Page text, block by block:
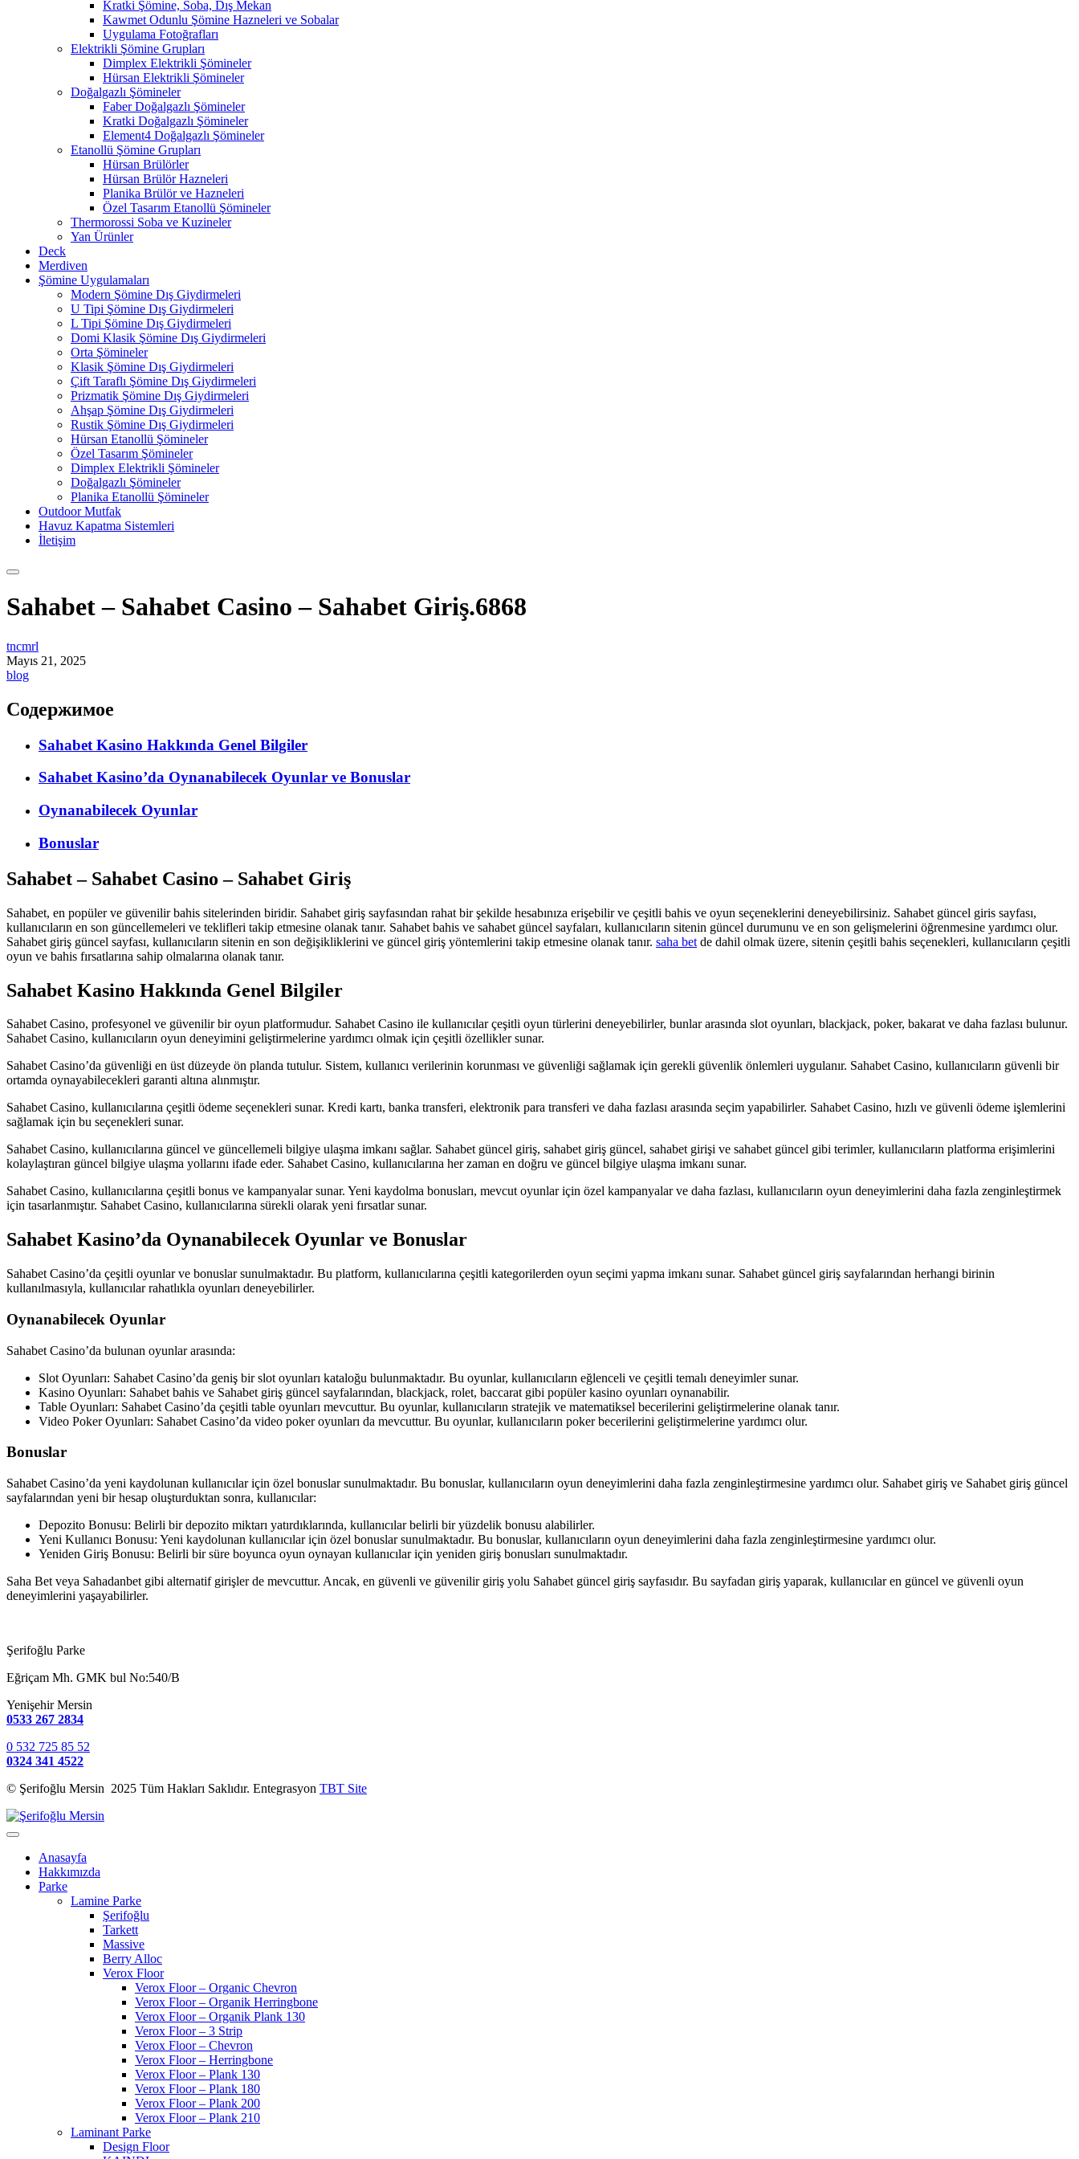
Kratki Şömine, Soba, Dış Mekan
Kawmet Odunlu Şömine Hazneleri ve Sobalar
Uygulama Fotoğrafları
Elektrikli Şömine Grupları
Dimplex Elektrikli Şömineler
Hürsan Elektrikli Şömineler
Doğalgazlı Şömineler
Faber Doğalgazlı Şömineler
Kratki Doğalgazlı Şömineler
Element4 Doğalgazlı Şömineler
Etanollü Şömine Grupları
Hürsan Brülörler
Hürsan Brülör Hazneleri
Planika Brülör ve Hazneleri
Özel Tasarım Etanollü Şömineler
Thermorossi Soba ve Kuzineler
Yan Ürünler
Deck
Merdiven
Şömine Uygulamaları
Modern Şömine Dış Giydirmeleri
U Tipi Şömine Dış Giydirmeleri
L Tipi Şömine Dış Giydirmeleri
Domi Klasik Şömine Dış Giydirmeleri
Orta Şömineler
Klasik Şömine Dış Giydirmeleri
Çift Taraflı Şömine Dış Giydirmeleri
Prizmatik Şömine Dış Giydirmeleri
Ahşap Şömine Dış Giydirmeleri
Rustik Şömine Dış Giydirmeleri
Hürsan Etanollü Şömineler
Özel Tasarım Şömineler
Dimplex Elektrikli Şömineler
Doğalgazlı Şömineler
Planika Etanollü Şömineler
Outdoor Mutfak
Havuz Kapatma Sistemleri
İletişim
Sahabet – Sahabet Casino – Sahabet Giriş.6868
tncmrl
Mayıs 21, 2025
blog
Содержимое
Sahabet Kasino Hakkında Genel Bilgiler
Sahabet Kasino’da Oynanabilecek Oyunlar ve Bonuslar
Oynanabilecek Oyunlar
Bonuslar
Sahabet – Sahabet Casino – Sahabet Giriş
Sahabet, en popüler ve güvenilir bahis sitelerinden biridir. Sahabet giriş sayfasından rahat bir şekilde hesabınıza erişebilir ve çeşitli bahis ve oyun seçeneklerini deneyebilirsiniz. Sahabet güncel giris sayfası,
kullanıcıların en son güncellemeleri ve teklifleri takip etmesine olanak tanır. Sahabet bahis ve sahabet güncel sayfaları, kullanıcıların sitenin güncel durumunu ve en son gelişmelerini öğrenmesine yardımcı olur.
Sahabet giriş güncel sayfası, kullanıcıların sitenin en son değişikliklerini ve güncel giriş yöntemlerini takip etmesine olanak tanır. saha bet de dahil olmak üzere, sitenin çeşitli bahis seçenekleri, kullanıcıların çeşitli
oyun ve bahis fırsatlarına sahip olmalarına olanak tanır.
Sahabet Kasino Hakkında Genel Bilgiler
Sahabet Casino, profesyonel ve güvenilir bir oyun platformudur. Sahabet Casino ile kullanıcılar çeşitli oyun türlerini deneyebilirler, bunlar arasında slot oyunları, blackjack, poker, bakarat ve daha fazlası bulunur.
Sahabet Casino, kullanıcıların oyun deneyimini geliştirmelerine yardımcı olmak için çeşitli özellikler sunar.
Sahabet Casino’da güvenliği en üst düzeyde ön planda tutulur. Sistem, kullanıcı verilerinin korunması ve güvenliği sağlamak için gerekli güvenlik önlemleri uygulanır. Sahabet Casino, kullanıcıların güvenli bir
ortamda oynayabilecekleri garanti altına alınmıştır.
Sahabet Casino, kullanıcılarına çeşitli ödeme seçenekleri sunar. Kredi kartı, banka transferi, elektronik para transferi ve daha fazlası arasında seçim yapabilirler. Sahabet Casino, hızlı ve güvenli ödeme işlemlerini
sağlamak için bu seçenekleri sunar.
Sahabet Casino, kullanıcılarına güncel ve güncellemeli bilgiye ulaşma imkanı sağlar. Sahabet güncel giriş, sahabet giriş güncel, sahabet girişi ve sahabet güncel gibi terimler, kullanıcıların platforma erişimlerini
kolaylaştıran güncel bilgiye ulaşma yollarını ifade eder. Sahabet Casino, kullanıcılarına her zaman en doğru ve güncel bilgiye ulaşma imkanı sunar.
Sahabet Casino, kullanıcılarına çeşitli bonus ve kampanyalar sunar. Yeni kaydolma bonusları, mevcut oyunlar için özel kampanyalar ve daha fazlası, kullanıcıların oyun deneyimlerini daha fazla zenginleştirmek
için tasarlanmıştır. Sahabet Casino, kullanıcılarına sürekli olarak yeni fırsatlar sunar.
Sahabet Kasino’da Oynanabilecek Oyunlar ve Bonuslar
Sahabet Casino’da çeşitli oyunlar ve bonuslar sunulmaktadır. Bu platform, kullanıcılarına çeşitli kategorilerden oyun seçimi yapma imkanı sunar. Sahabet güncel giriş sayfalarından herhangi birinin
kullanılmasıyla, kullanıcılar rahatlıkla oyunları deneyebilirler.
Oynanabilecek Oyunlar
Sahabet Casino’da bulunan oyunlar arasında:
Slot Oyunları: Sahabet Casino’da geniş bir slot oyunları kataloğu bulunmaktadır. Bu oyunlar, kullanıcıların eğlenceli ve çeşitli temalı deneyimler sunar.
Kasino Oyunları: Sahabet bahis ve Sahabet giriş güncel sayfalarından, blackjack, rolet, baccarat gibi popüler kasino oyunları oynanabilir.
Table Oyunları: Sahabet Casino’da çeşitli table oyunları mevcuttur. Bu oyunlar, kullanıcıların stratejik ve matematiksel becerilerini geliştirmelerine olanak tanır.
Video Poker Oyunları: Sahabet Casino’da video poker oyunları da mevcuttur. Bu oyunlar, kullanıcıların poker becerilerini geliştirmelerine yardımcı olur.
Bonuslar
Sahabet Casino’da yeni kaydolunan kullanıcılar için özel bonuslar sunulmaktadır. Bu bonuslar, kullanıcıların oyun deneyimlerini daha fazla zenginleştirmesine yardımcı olur. Sahabet giriş ve Sahabet giriş güncel
sayfalarından yeni bir hesap oluşturduktan sonra, kullanıcılar:
Depozito Bonusu: Belirli bir depozito miktarı yatırdıklarında, kullanıcılar belirli bir yüzdelik bonusu alabilirler.
Yeni Kullanıcı Bonusu: Yeni kaydolunan kullanıcılar için özel bonuslar sunulmaktadır. Bu bonuslar, kullanıcıların oyun deneyimlerini daha fazla zenginleştirmesine yardımcı olur.
Yeniden Giriş Bonusu: Belirli bir süre boyunca oyun oynayan kullanıcılar için yeniden giriş bonusları sunulmaktadır.
Saha Bet veya Sahadanbet gibi alternatif girişler de mevcuttur. Ancak, en güvenli ve güvenilir giriş yolu Sahabet güncel giriş sayfasıdır. Bu sayfadan giriş yaparak, kullanıcılar en güncel ve güvenli oyun
deneyimlerini yaşayabilirler.
Şerifoğlu Parke
Eğriçam Mh. GMK bul No:540/B
Yenişehir Mersin
0533 267 2834
0 532 725 85 52
0324 341 4522
© Şerifoğlu Mersin 2025 Tüm Hakları Saklıdır. Entegrasyon TBT Site
Anasayfa
Hakkımızda
Parke
Lamine Parke
Şerifoğlu
Tarkett
Massive
Berry Alloc
Verox Floor
Verox Floor – Organic Chevron
Verox Floor – Organik Herringbone
Verox Floor – Organik Plank 130
Verox Floor – 3 Strip
Verox Floor – Chevron
Verox Floor – Herringbone
Verox Floor – Plank 130
Verox Floor – Plank 180
Verox Floor – Plank 200
Verox Floor – Plank 210
Laminant Parke
Design Floor